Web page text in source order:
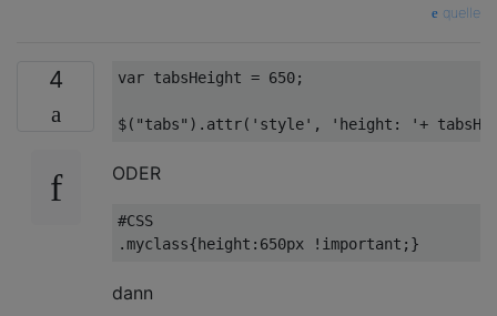
quelle
4 var tabsHeight = 650;
$( "tabs" ).attr( 'style' , 'height: '+
ODER
#CSS
.myclass{height : 650px !important
dann